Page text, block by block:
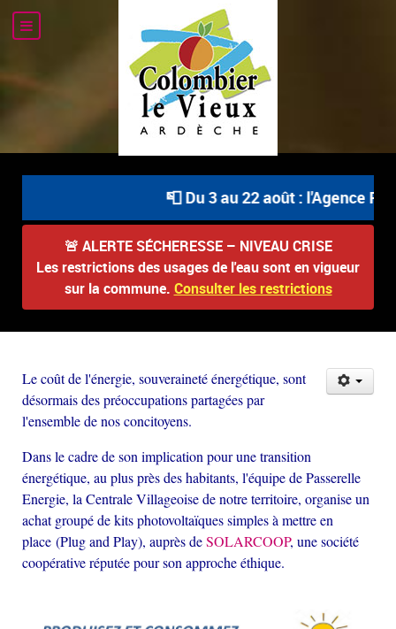
📮 Du 3 au 22 août : l'Agence
🚨 ALERTE SÉCHERESSE – NIVEAU CRISE
Les restrictions des usages de l'eau sont en vigueur
sur la commune. Consulter les restrictions
Le coût de l'énergie, souveraineté énergétique, sont
désormais des préoccupations partagées par
l'ensemble de nos concitoyens.
Dans le cadre de son implication pour une transition
énergétique, au plus près des habitants, l'équipe de Passerelle
Energie, la Centrale Villageoise de notre territoire, organise un
achat groupé de kits photovoltaïques simples à mettre en
place (Plug and Play), auprès deSOLARCOOP, une société
coopérative réputée pour son approche éthique.